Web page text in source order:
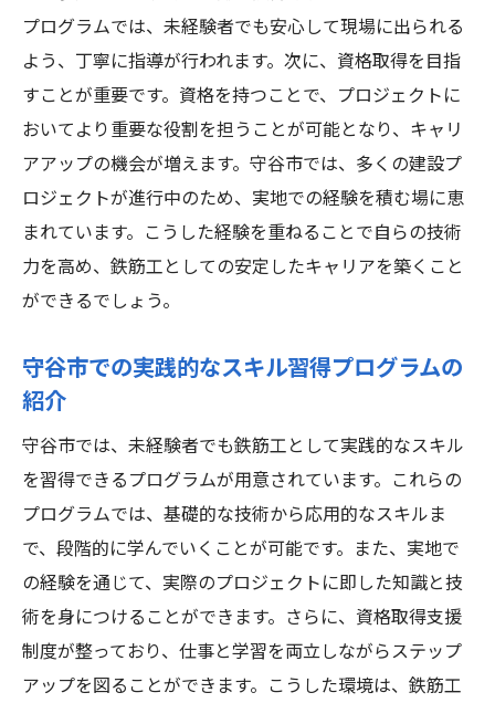
プログラムでは、未経験者でも安心して現場に出られる
よう、丁寧に指導が行われます。次に、資格取得を目指
すことが重要です。資格を持つことで、プロジェクトに
おいてより重要な役割を担うことが可能となり、キャリ
アアップの機会が増えます。守谷市では、多くの建設プ
ロジェクトが進行中のため、実地での経験を積む場に恵
まれています。こうした経験を重ねることで自らの技術
力を高め、鉄筋工としての安定したキャリアを築くこと
ができるでしょう。
守谷市での実践的なスキル習得プログラムの
紹介
守谷市では、未経験者でも鉄筋工として実践的なスキル
を習得できるプログラムが用意されています。これらの
プログラムでは、基礎的な技術から応用的なスキルま
で、段階的に学んでいくことが可能です。また、実地で
の経験を通じて、実際のプロジェクトに即した知識と技
術を身につけることができます。さらに、資格取得支援
制度が整っており、仕事と学習を両立しながらステップ
アップを図ることができます。こうした環境は、鉄筋工